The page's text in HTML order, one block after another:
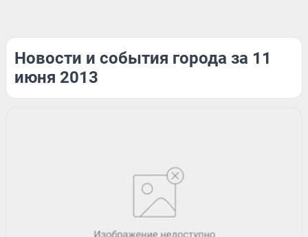
Новости и события города за 11
июня 2013